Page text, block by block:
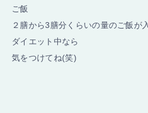
ご飯
２膳から3膳分くらいの量のご飯が
ダイエット中なら
気をつけてね(笑)